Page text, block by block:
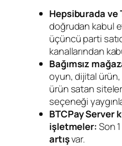
Hepsiburada ve
doğrudan kabul
üçüncü parti
kanallarından
Bağımsız
oyun, dijital ürün,
ürün satan
seçeneği
BTCPay Server
işletmeler:Son
artışvar.